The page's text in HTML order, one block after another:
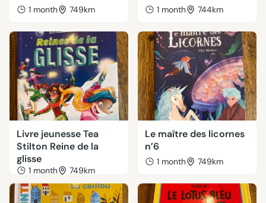
1 month 749km 1 month 744km
Livre jeunesse Tea
Stilton Reine de la
glisse
1 month 749km
Le maître des licornes
n’6
1 month 749km